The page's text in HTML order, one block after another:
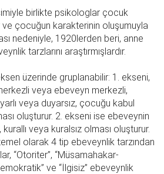
birlikte psikologlar çocuk
ve çocuğun karakterinin oluşumuyla
nedeniyle, 1920lerden beri, anne
tarzlarını araştırmışlardır.
üzerinde gruplanabilir: 1. ekseni,
veya ebeveyn merkezli,
veya duyarsız, çocuğu kabul
oluşturur. 2. ekseni ise ebeveynin
veya kuralsız olması oluşturur.
olarak 4 tip ebeveynlik tarzından
“Otoriter”, “Müsamahakar-
ve “İlgisiz” ebeveynlik